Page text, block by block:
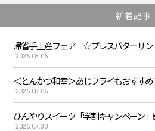
新着記事
帰省手土産フェア ☆プレスバターサ
2026.08.06
＜とんかつ和幸＞あじフライもおすす
2026.08.06
ひんやりスイーツ「学割キャンペーン」
2026.07.30